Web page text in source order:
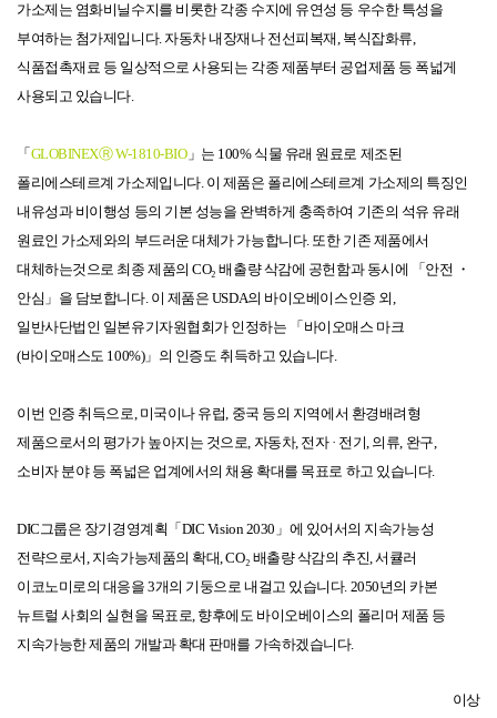
가소제는 염화비닐 수지를 비롯한 각종 수지에 유연성 등 우수한 특성을
부여하는 첨가제입니다.자동차내장재나 전선피복재, 복식잡화류,
식품접촉재료 등 일상적으로사용되는 각종 제품부터 공업제품 등 폭넓게
사용되고 있습니다.
「 GLOBINEXⓇ W-1810-BIO」는 100% 식물 유래 원료로 제조된
폴리에스테르계 가소제입니다. 이 제품은 폴리에스테르계 가소제의 특징인
내유성과 비이행성 등의 기본 성능을 완벽하게 충족하여 기존의 석유 유래
원료인 가소제와의 부드러운대체가 가능합니다. 또한 기존 제품에서
대체하는것으로 최종제품의 CO₂배출량삭감에 공헌함과 동시에 「안전 ・
안심」을 담보합니다. 이 제품은 USDA의 바이오베이스인증 외,
일반사단법인 일본유기자원협회가 인정하는 「바이오매스 마크
(바이오매스도 100%)」의 인증도 취득하고 있습니다.
이번 인증 취득으로, 미국이나 유럽, 중국 등의 지역에서 환경배려형
제품으로서의 평가가 높아지는 것으로, 자동차, 전자 · 전기, 의류, 완구,
소비자 분야 등 폭넓은 업계에서의채용 확대를 목표로 하고 있습니다.
DIC그룹은 장기 경영계획 「 DIC Vision 2030 」에 있어서의 지속가능성
전략으로서, 지속가능제품의 확대, CO₂ 배출량삭감의 추진,서큘러
이코노미로의 대응을 3개의 기둥으로내걸고 있습니다. 2050년의 카본
뉴트럴사회의 실현을 목표로, 향후에도 바이오베이스의 폴리머 제품 등
지속가능한제품의 개발과 확대 판매를 가속하겠습니다.
이상